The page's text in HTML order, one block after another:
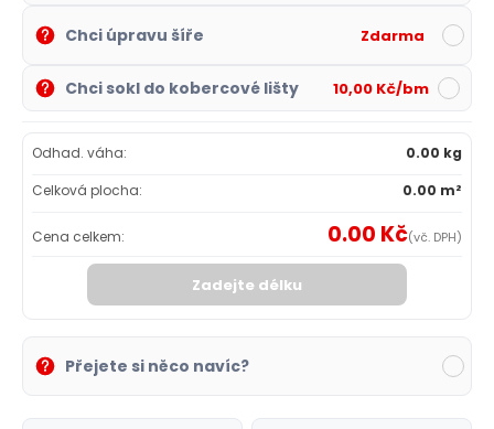
Chci úpravu šíře Zdarma
Chci sokl do kobercové lišty 10,00 Kč/bm
Odhad. váha:
0.00 kg
Celková plocha:
0.00 m²
Cena celkem: 0.00 Kč(vč. DPH)
Zadejte délku
Přejete si něco navíc?